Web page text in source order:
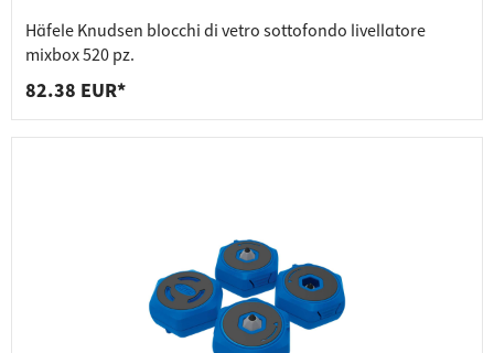
Häfele Knudsen blocchi di vetro sottofondo livellatore
mixbox 520 pz.
82.38 EUR*